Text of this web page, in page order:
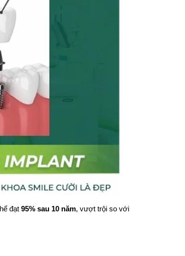
đạt 95% sau 10 năm, vượt trội so với